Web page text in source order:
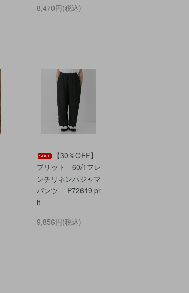
8,470円(税込)
【30％OFF】
プリット 60/1フレ
ンチリネンパジャマ
パンツ P72619 pr
it
9,856円(税込)